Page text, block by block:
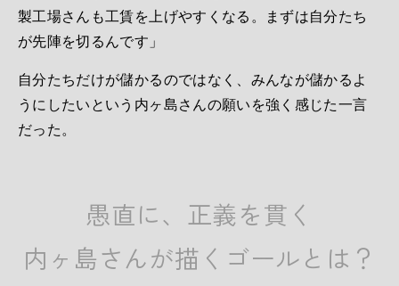
製工場さんも工賃を上げやすくなる。まずは自分たち
が先陣を切るんです」
自分たちだけが儲かるのではなく、みんなが儲かるよ
うにしたいという内ヶ島さんの願いを強く感じた一言
だった。
愚直に、正義を貫く
内ヶ島さんが描くゴールとは？